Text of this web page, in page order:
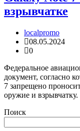
взрывчатке
localpromo
08.05.2024
0
Федеральное
документ, согласно
7 запрещено
оружие и
Поиск